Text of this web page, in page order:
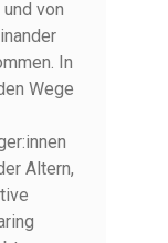
von
In
Wege
Altern,